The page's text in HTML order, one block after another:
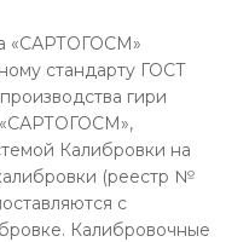
«САРТОГОСМ»
стандарту ГОСТ
гири
Калибровки на
(реестр №
с
Калибровочные